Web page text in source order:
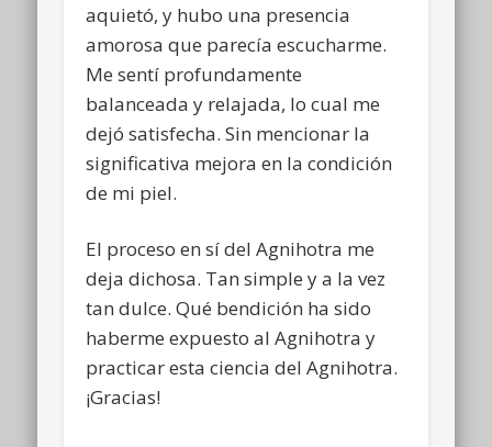
aquietó, y hubo una presencia
amorosa que parecía escucharme.
Me sentí profundamente
balanceada y relajada, lo cual me
dejó satisfecha. Sin mencionar la
significativa mejora en la condición
de mi piel.
El proceso en sí del Agnihotra me
deja dichosa. Tan simple y a la vez
tan dulce. Qué bendición ha sido
haberme expuesto al Agnihotra y
practicar esta ciencia del Agnihotra.
¡Gracias!